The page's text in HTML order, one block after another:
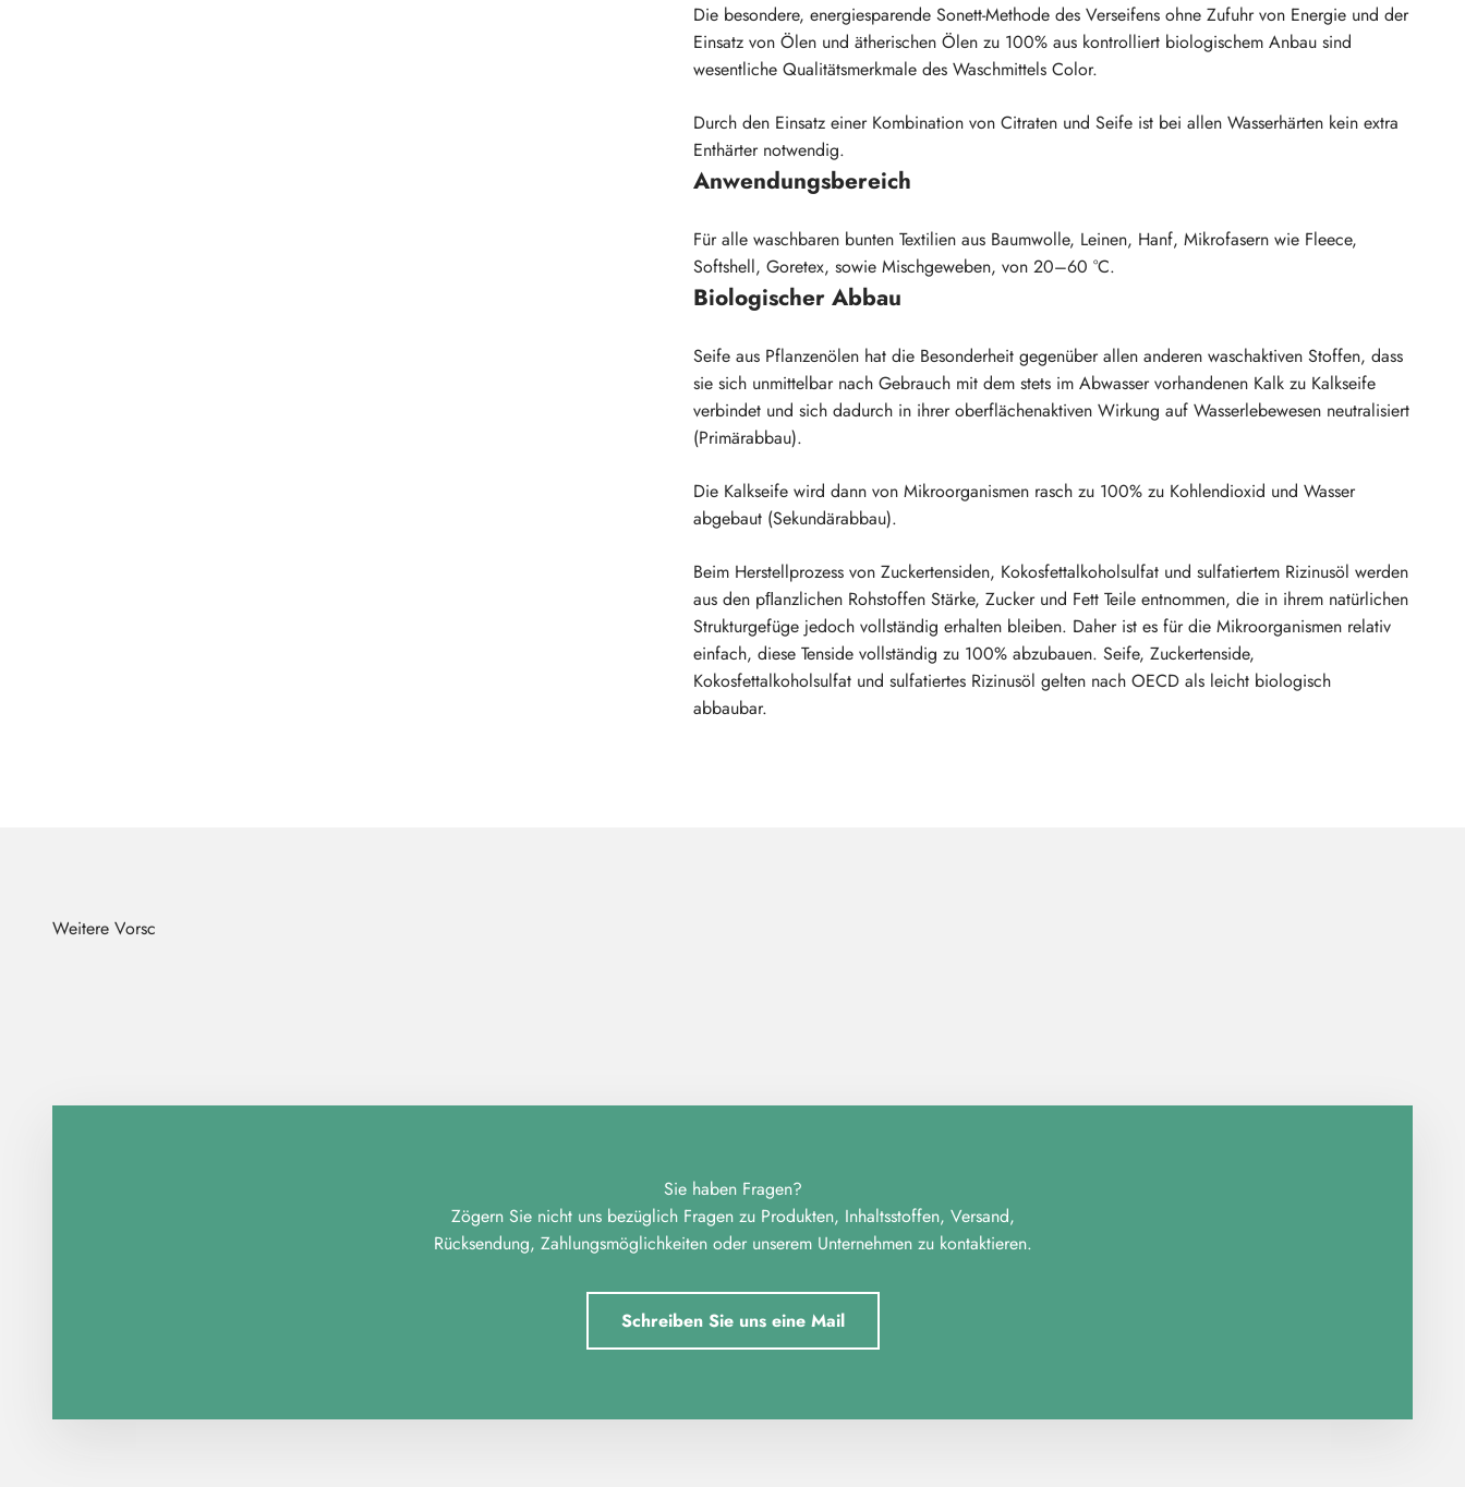
Die besondere, energiesparende Sonett-Methode des Verseifens ohne Zufuhr von Energie und der
Einsatz von Ölen und ätherischen Ölen zu 100% aus kontrolliert biologischem Anbau sind
wesentliche Qualitätsmerkmale des Waschmittels Color.
Durch den Einsatz einer Kombination von Citraten und Seife ist bei allen Wasserhärten kein extra
Enthärter notwendig.
Anwendungsbereich
Für alle waschbaren bunten Textilien aus Baumwolle, Leinen, Hanf, Mikrofasern wie Fleece,
Softshell, Goretex, sowie Mischgeweben, von 20–60 °C.
Biologischer Abbau
Seife aus Pflanzenölen hat die Besonderheit gegenüber allen anderen waschaktiven Stoffen, dass
sie sich unmittelbar nach Gebrauch mit dem stets im Abwasser vorhandenen Kalk zu Kalkseife
verbindet und sich dadurch in ihrer oberflächenaktiven Wirkung auf Wasserlebewesen neutralisiert
(Primärabbau).
Die Kalkseife wird dann von Mikroorganismen rasch zu 100% zu Kohlendioxid und Wasser
abgebaut (Sekundärabbau).
Beim Herstellprozess von Zuckertensiden, Kokosfettalkoholsulfat und sulfatiertem Rizinusöl werden
aus den pﬂanzlichen Rohstoffen Stärke, Zucker und Fett Teile entnommen, die in ihrem natürlichen
Strukturgefüge jedoch vollständig erhalten bleiben. Daher ist es für die Mikroorganismen relativ
einfach, diese Tenside vollständig zu 100% abzubauen. Seife, Zuckertenside,
Kokosfettalkoholsulfat und sulfatiertes Rizinusöl gelten nach OECD als leicht biologisch
abbaubar.
Sie haben Fragen?
Zögern Sie nicht uns bezüglich Fragen zu Produkten, Inhaltsstoffen, Versand,
Rücksendung, Zahlungsmöglichkeiten oder unserem Unternehmen zu kontaktieren.
Schreiben Sie uns eine Mail